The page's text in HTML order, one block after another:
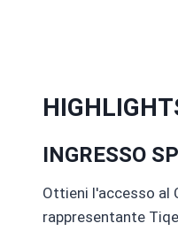
INGRESSO
Ottieni l'accesso al
rappresentante